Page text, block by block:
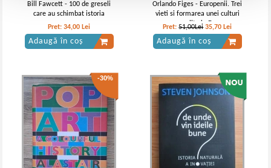
Bill Fawcett - 100 de greseli
care au schimbat istoria
Pret:34,00 Lei
Adaugă în coș
Orlando Figes - Europenii. Trei
vieti si formarea unei culturi
cosmopolite in Eueropa
secolului al XIX-lea
Pret:51,00Lei 35,70 Lei
Adaugă în coș
-30%